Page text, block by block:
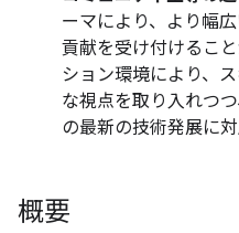
ーマにより、より幅
貢献を受け付けるこ
ション環境により、
な視点を取り入れつ
の最新の技術発展に対
概要